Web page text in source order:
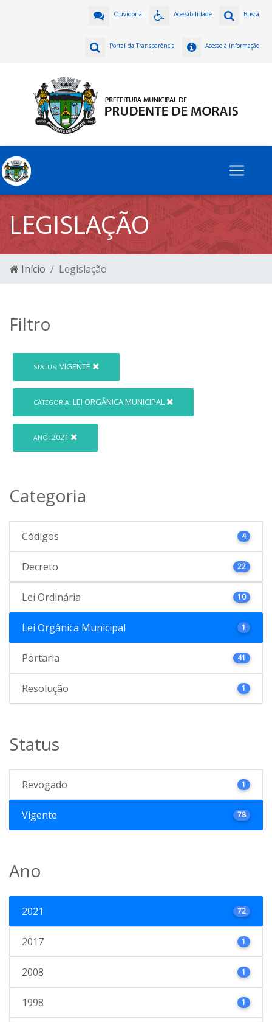
Busca
Acessibilidade
Ouvidoria
Acesso à Informação
Portal da Transparência
LEGISLAÇÃO
Início Legislação
Filtro
STATUS: VIGENTE
CATEGORIA: LEI ORGÂNICA MUNICIPAL
ANO: 2021
Categoria
Códigos 4
Decreto 22
Lei Ordinária 10
Lei Orgânica Municipal 1
Portaria 41
Resolução 1
Status
Revogado 1
Vigente 78
Ano
2021 72
2017 1
2008 1
1998 1